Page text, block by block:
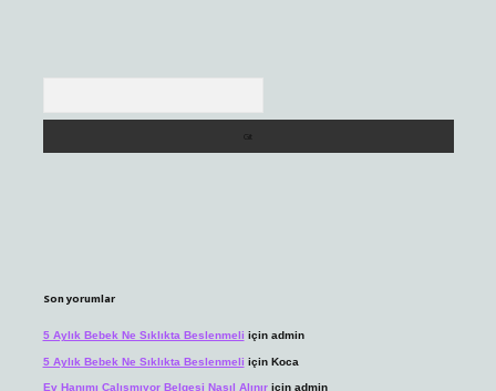
Son yorumlar
5 Aylık Bebek Ne Sıklıkta Beslenmeli için admin
5 Aylık Bebek Ne Sıklıkta Beslenmeli için Koca
Ev Hanımı Çalışmıyor Belgesi Nasıl Alınıriçin admin